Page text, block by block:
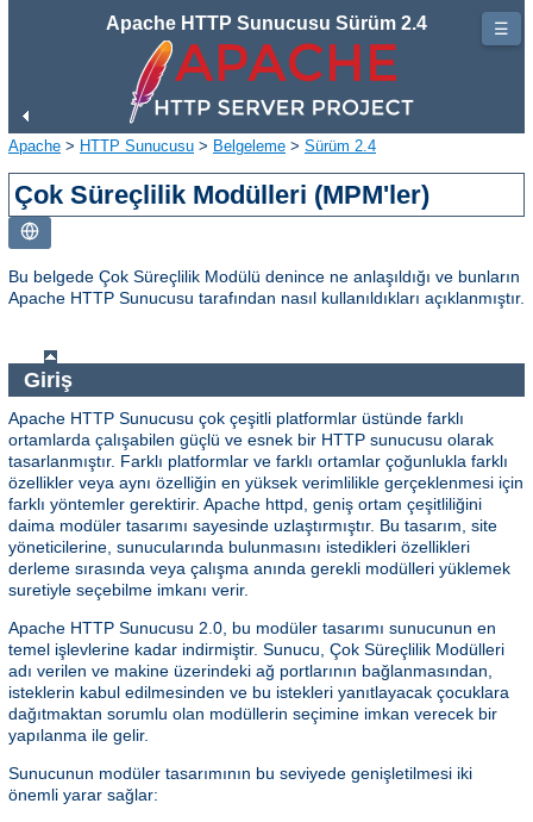
Apache HTTP Sunucusu Sürüm 2.4
Apache > HTTP Sunucusu > Belgeleme > Sürüm 2.4
Çok Süreçlilik Modülleri (MPM'ler)
Bu belgede Çok Süreçlilik Modülü denince ne anlaşıldığı ve bunların
Apache HTTP Sunucusu tarafından nasıl kullanıldıkları açıklanmıştır.
Giriş
Apache HTTP Sunucusu çok çeşitli platformlar üstünde farklı
ortamlarda çalışabilen güçlü ve esnek bir HTTP sunucusu olarak
tasarlanmıştır. Farklı platformlar ve farklı ortamlar çoğunlukla farklı
özellikler veya aynı özelliğin en yüksek verimlilikle gerçeklenmesi için
farklı yöntemler gerektirir. Apache httpd, geniş ortam çeşitliliğini
daima modüler tasarımı sayesinde uzlaştırmıştır. Bu tasarım, site
yöneticilerine, sunucularında bulunmasını istedikleri özellikleri
derleme sırasında veya çalışma anında gerekli modülleri yüklemek
suretiyle seçebilme imkanı verir.
Apache HTTP Sunucusu 2.0, bu modüler tasarımı sunucunun en
temel işlevlerine kadar indirmiştir. Sunucu, Çok Süreçlilik Modülleri
adı verilen ve makine üzerindeki ağ portlarının bağlanmasından,
isteklerin kabul edilmesinden ve bu istekleri yanıtlayacak çocuklara
dağıtmaktan sorumlu olan modüllerin seçimine imkan verecek bir
yapılanma ile gelir.
Sunucunun modüler tasarımının bu seviyede genişletilmesi iki
önemli yarar sağlar:
☰